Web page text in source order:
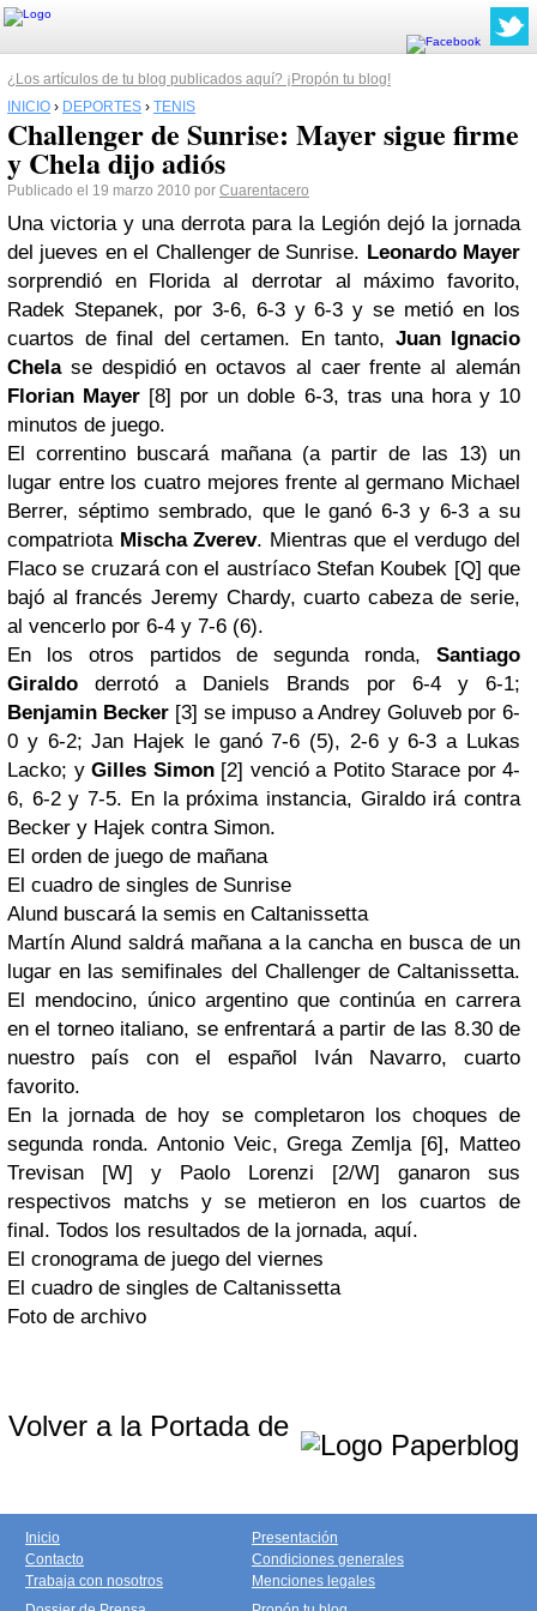
¿Los artículos de tu blog publicados aquí? ¡Propón tu blog!
INICIO › DEPORTES › TENIS
Challenger de Sunrise: Mayer sigue firme
y Chela dijo adiós
Publicado el 19 marzo 2010 por Cuarentacero
Una victoria y una derrota para la Legión dejó la jornada
del jueves en el Challenger de Sunrise. Leonardo Mayer
sorprendió en Florida al derrotar al máximo favorito,
Radek Stepanek, por 3-6, 6-3 y 6-3 y se metió en los
cuartos de final del certamen. En tanto, Juan Ignacio
Chelase despidió en octavos al caer frente al alemán
Florian Mayer [8] por un doble 6-3, tras una hora y 10
minutos de juego.
El correntino buscará mañana (a partir de las 13) un
lugar entre los cuatro mejores frente al germano Michael
Berrer, séptimo sembrado, que le ganó 6-3 y 6-3 a su
compatriota Mischa Zverev. Mientras que el verdugo del
Flaco se cruzará con el austríaco Stefan Koubek [Q] que
bajó al francés Jeremy Chardy, cuarto cabeza de serie,
al vencerlo por 6-4 y 7-6 (6).
En los otros partidos de segunda ronda, Santiago
Giraldo derrotó a Daniels Brands por 6-4 y 6-1;
Benjamin Becker [3] se impuso a Andrey Goluveb por 6-
0 y 6-2; Jan Hajek le ganó 7-6 (5), 2-6 y 6-3 a Lukas
Lacko; y Gilles Simon[2] venció a Potito Starace por 4-
6, 6-2 y 7-5. En la próxima instancia, Giraldo irá contra
Becker y Hajek contra Simon.
El orden de juego de mañana
El cuadro de singles de Sunrise
Alund buscará la semis en Caltanissetta
Martín Alund saldrá mañana a la cancha en busca de un
lugar en las semifinales del Challenger de Caltanissetta.
El mendocino, único argentino que continúa en carrera
en el torneo italiano, se enfrentará a partir de las 8.30 de
nuestro país con el español Iván Navarro, cuarto
favorito.
En la jornada de hoy se completaron los choques de
segunda ronda. Antonio Veic, Grega Zemlja [6], Matteo
Trevisan [W] y Paolo Lorenzi [2/W] ganaron sus
respectivos matchs y se metieron en los cuartos de
final. Todos los resultados de la jornada, aquí.
El cronograma de juego del viernes
El cuadro de singles de Caltanissetta
Foto de archivo
Volver a la Portada de
Inicio
Contacto
Trabaja con nosotros
Presentación
Condiciones generales
Menciones legales